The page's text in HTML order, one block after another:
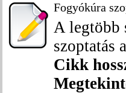
Fogyókúra
A legtöbb
szoptatás
Cikk